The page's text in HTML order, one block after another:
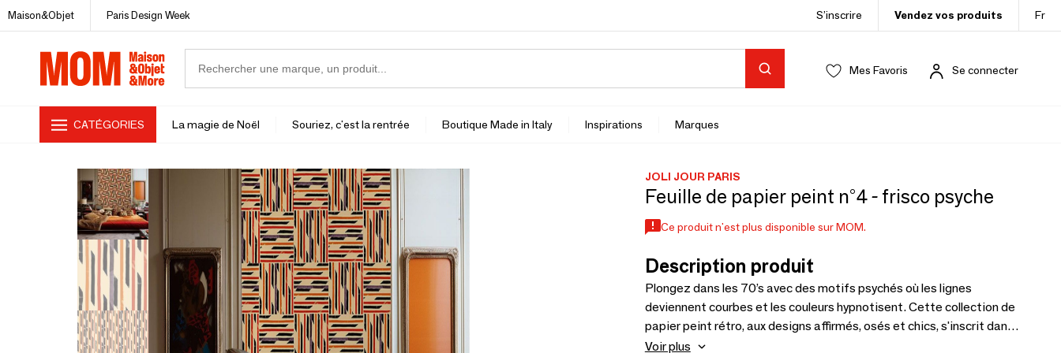
Maison&Objet Paris Design Week S’inscrire Vendez vos produits Fr
Mes Favoris Se connecter
CATÉGORIES La magie de Noël Souriez, c'est la rentrée Boutique Made in Italy Inspirations Marques
JOLI JOUR PARIS
Feuille de papier peint n°4 - frisco psyche
Ce produit n'est plus disponible sur MOM.
Description produit
Plongez dans les 70’s avec des motifs psychés où les lignes
deviennent courbes et les couleurs hypnotisent. Cette collection de
papier peint rétro, aux designs affirmés, osés et chics, s'inscrit dans
un style iconique et intemporel. Idéale pour une décoration intérieure
Voir plus